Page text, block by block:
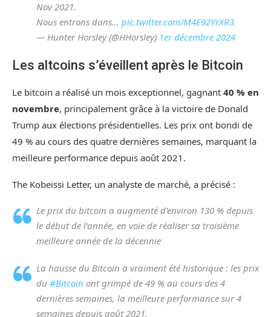
Nov 2021.
Nous entrons dans… pic.twitter.com/M4E92YrXR3
— Hunter Horsley (@HHorsley) 1er décembre 2024
Les altcoins s’éveillent après le Bitcoin
Le bitcoin a réalisé un mois exceptionnel, gagnant 40 % en
novembre, principalement grâce à la victoire de Donald
Trump aux élections présidentielles. Les prix ont bondi de
49 % au cours des quatre dernières semaines, marquant la
meilleure performance depuis août 2021.
The Kobeissi Letter, un analyste de marché, a précisé :
Le prix du bitcoin a augmenté d’environ 130 % depuis
le début de l’année, en voie de réaliser sa troisième
meilleure année de la décennie
La hausse du Bitcoin a vraiment été historique : les prix
du #Bitcoin ont grimpé de 49 % au cours des 4
dernières semaines, la meilleure performance sur 4
semaines depuis août 2021.